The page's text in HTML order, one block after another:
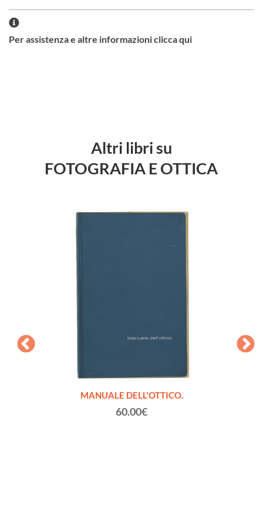
Per assistenza e altre informazioni clicca qui
Altri libri su
FOTOGRAFIA E OTTICA
MANUALE DELL'OTTICO.
60.00€